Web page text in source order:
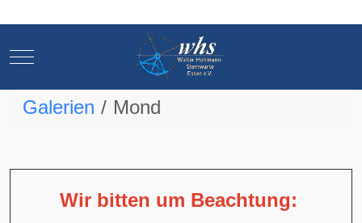
Mobile Menu Toggle
Galerien Mond
Wir bitten um Beachtung: